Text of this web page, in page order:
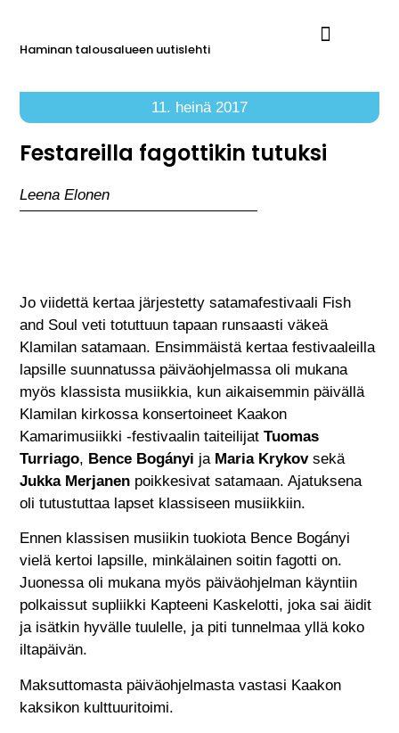
Haminan talousalueen uutislehti
11. heinä 2017
Festareilla fagottikin tutuksi
Leena Elonen
Jo viidettä kertaa järjestetty satamafestivaali Fish
and Soul veti totuttuun tapaan runsaasti väkeä
Klamilan satamaan. Ensimmäistä kertaa festivaaleilla
lapsille suunnatussa päiväohjelmassa oli mukana
myös klassista musiikkia, kun aikaisemmin päivällä
Klamilan kirkossa konsertoineet Kaakon
Kamarimusiikki -festivaalin taiteilijatTuomas
Turriago, Bence Bogányi ja Maria Krykovsekä
Jukka Merjanen poikkesivat satamaan. Ajatuksena
oli tutustuttaa lapset klassiseen musiikkiin.
Ennen klassisen musiikin tuokiota Bence Bogányi
vielä kertoi lapsille, minkälainen soitin fagotti on.
Juonessa oli mukana myös päiväohjelman käyntiin
polkaissut supliikki Kapteeni Kaskelotti, joka sai äidit
ja isätkin hyvälle tuulelle, ja piti tunnelmaa yllä koko
iltapäivän.
Maksuttomasta päiväohjelmasta vastasi Kaakon
kaksikon kulttuuritoimi.